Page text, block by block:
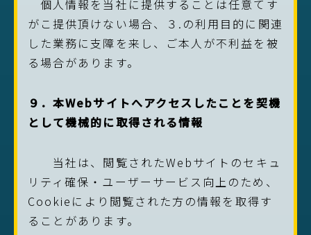
個人情報を当社に提供することは任意てす
がこ提供頂けない場合、３.の利用目的に関連
した業務に支障を来し、ご本人が不利益を被
る場合があります。
９．本Webサイトへアクセスしたことを契機
として機械的に取得される情報
当社は、閲覧されたWebサイトのセキュ
リティ確保・ユーザーサービス向上のため、
Cookieにより閲覧された方の情報を取得す
ることがあります。